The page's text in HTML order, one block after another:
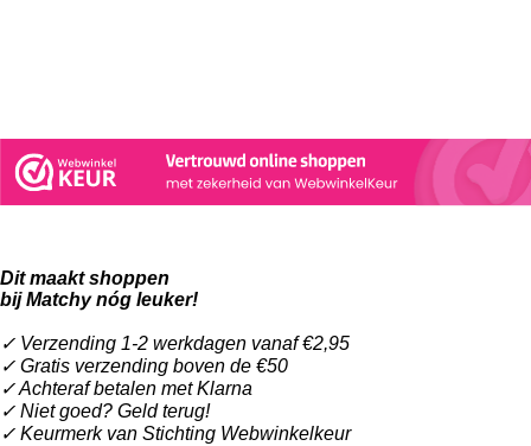
s
t
a
r
a
m
c
e
b
o
k
n
t
e
s
t
Dit maakt shoppen
bij Matchy nóg leuker!
✓ Verzending 1-2 werkdagen vanaf €2,95
✓ Gratis verzending boven de €50
✓ Achteraf betalen met Klarna
✓ Niet goed? Geld terug!
✓ Keurmerk van Stichting Webwinkelkeur